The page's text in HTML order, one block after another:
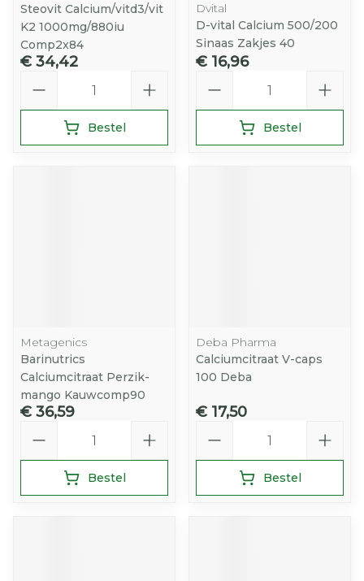
Steovit Calcium/vitd3/vit
K2 1000mg/880iu
Comp2x84
€ 34,42
Bestel
Dvital
D-vital Calcium 500/200
Sinaas Zakjes 40
€ 16,96
Bestel
Metagenics
Barinutrics
Calciumcitraat Perzik-
mango Kauwcomp90
€ 36,59
Bestel
Deba Pharma
Calciumcitraat V-caps
100 Deba
€ 17,50
Bestel